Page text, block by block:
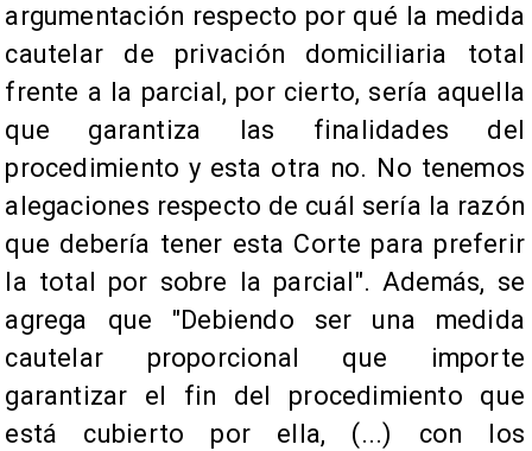
argumentación respecto por qué la medida
cautelar de privación domiciliaria total
frente a la parcial, por cierto, sería aquella
que garantiza las finalidades del
procedimiento y esta otra no. No tenemos
alegaciones respecto de cuál sería la razón
que debería tener esta Corte para preferir
la total por sobre la parcial". Además, se
agrega que "Debiendo ser una medida
cautelar proporcional que importe
garantizar el fin del procedimiento que
está cubierto por ella, (...) con los